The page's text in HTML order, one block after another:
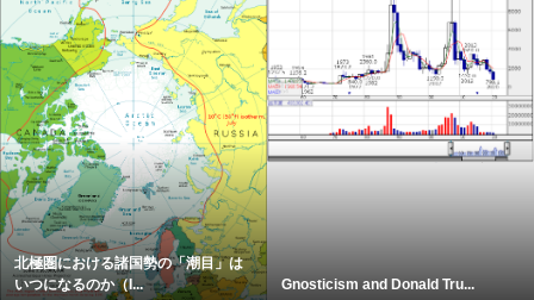
北極圏における諸国勢の「潮目」は
いつになるのか（I...
Gnosticism and Donald Tru...